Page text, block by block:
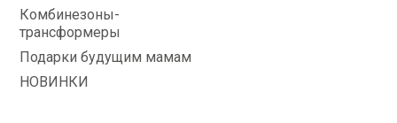
Комбинезоны-
трансформеры
Подарки будущим мамам
НОВИНКИ